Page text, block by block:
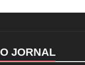
O JORNAL